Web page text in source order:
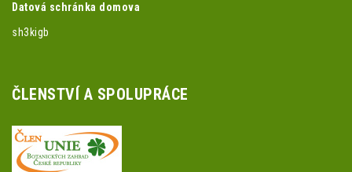
Datová schránka domova
sh3kigb
ČLENSTVÍ A SPOLUPRÁCE